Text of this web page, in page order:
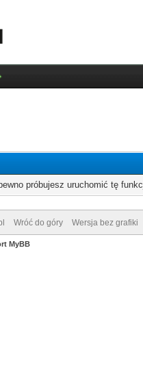
próbujesz uruchomić tę
Wróć do góry Wersja bez grafiki
MyBB